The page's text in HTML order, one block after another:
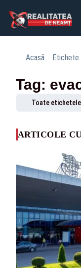
Acasă Etichete
Tag:
Toate etichetele
ARTICOLE